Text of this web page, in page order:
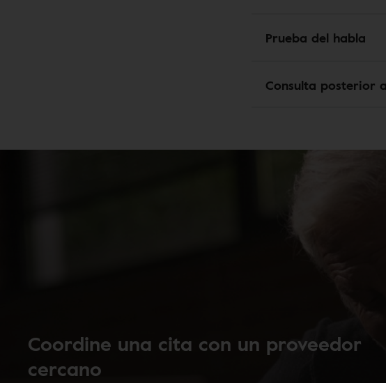
Prueba del habla
Consulta posterior
Coordine una cita con un proveedor
cercano